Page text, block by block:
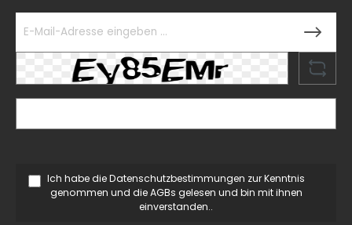
Ich habe dieDatenschutzbestimmungen zur Kenntnis
genommen und dieAGBs gelesen und bin mit ihnen
einverstanden..